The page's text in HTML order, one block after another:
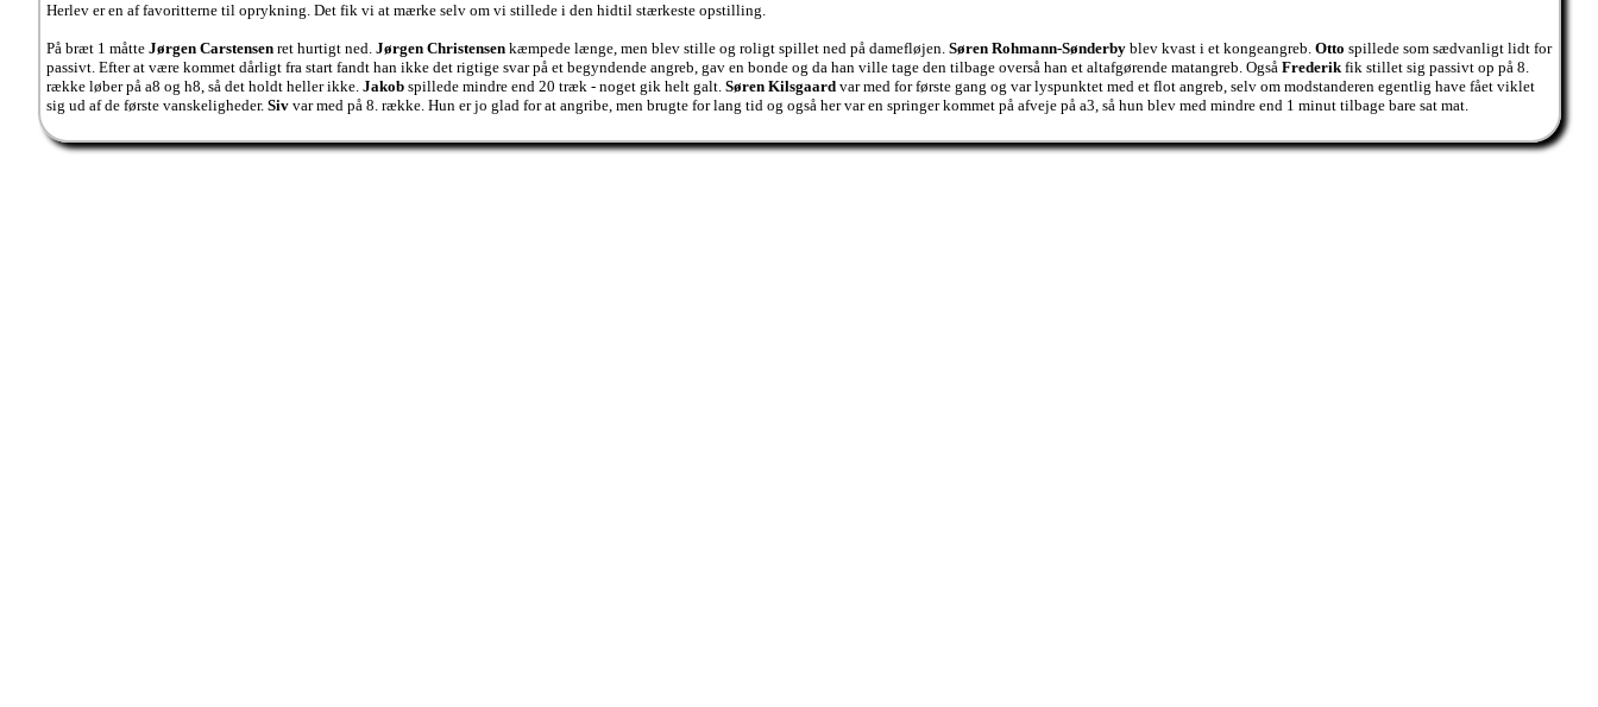
Herlev er en af favoritterne til oprykning. Det fik vi at mærke selv om vi stillede i den hidtil stærkeste opstilling.
På bræt 1 måtte Jørgen Carstensen ret hurtigt ned. Jørgen Christensen kæmpede længe, men blev stille og roligt spillet ned på damefløjen. Søren Rohmann-Sønderby blev kvast i et kongeangreb. Otto spillede som sædvanligt lidt for
passivt. Efter at være kommet dårligt fra start fandt han ikke det rigtige svar på et begyndende angreb, gav en bonde og da han ville tage den tilbage overså han et altafgørende matangreb. Også Frederikfik stillet sig passivt op på 8.
række løber på a8 og h8, så det holdt heller ikke. Jakob spillede mindre end 20 træk - noget gik helt galt. Søren Kilsgaard var med for første gang og var lyspunktet med et flot angreb, selv om modstanderen egentlig have fået viklet
sig ud af de første vanskeligheder. Siv var med på 8. række. Hun er jo glad for at angribe, men brugte for lang tid og også her var en springer kommet på afveje på a3, så hun blev med mindre end 1 minut tilbage bare sat mat.